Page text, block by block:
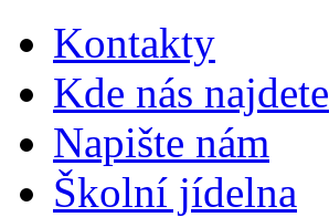
Kontakty
Kde nás najdete
Napište nám
Školní jídelna